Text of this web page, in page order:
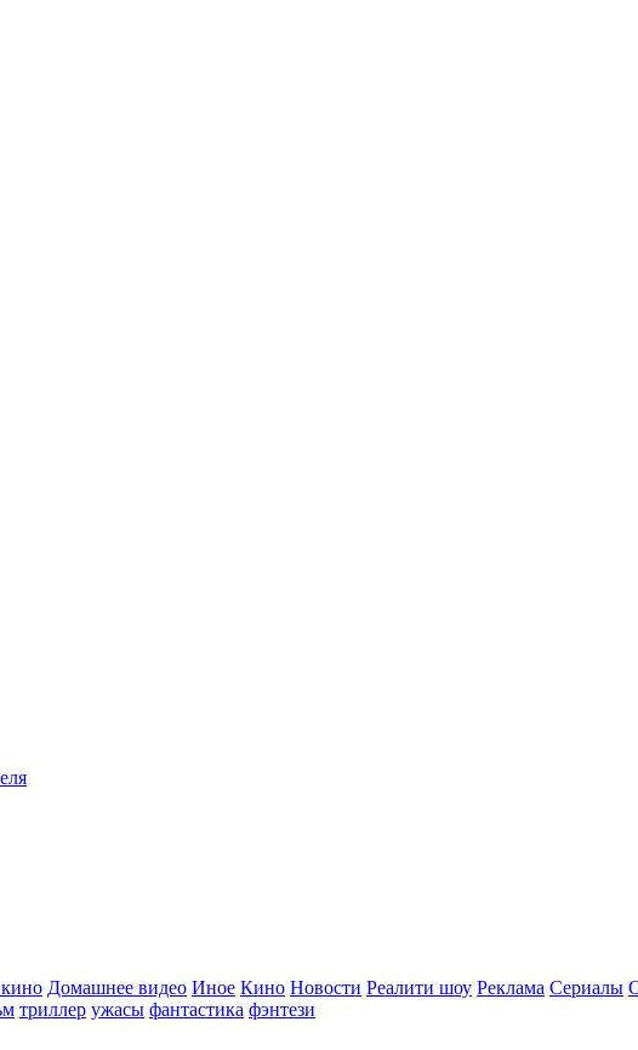
Домашнее видео Иное Кино Новости Реалити шоу Реклама Сериалы
триллер ужасы фантастика фэнтези